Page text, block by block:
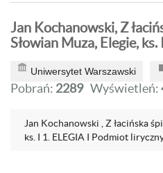
Jan Kochanowski, Z
Słowian Muza, Elegie, ks. I
Uniwersytet Warszawski
Pobrań: 2289 Wyświetleń:
Jan Kochanowski , Z łacińska
ks. I 1. ELEGIA I Podmiot liryczny